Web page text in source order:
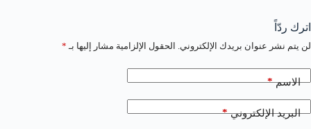
اترك ردّاً
لن يتم نشر عنوان بريدك الإلكتروني. الحقول الإلزامية مشار إليها بـ *
الاسم*
البريد الإلكتروني*